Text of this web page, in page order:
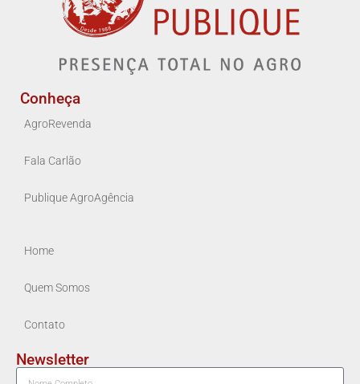
Conheça
AgroRevenda
Fala Carlão
Publique AgroAgência
Home
Quem Somos
Contato
Newsletter